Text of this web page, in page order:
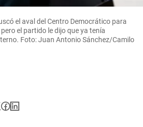
el aval del Centro Democrático para
el partido le dijo que ya tenía
Foto: Juan Antonio Sánchez/Camilo